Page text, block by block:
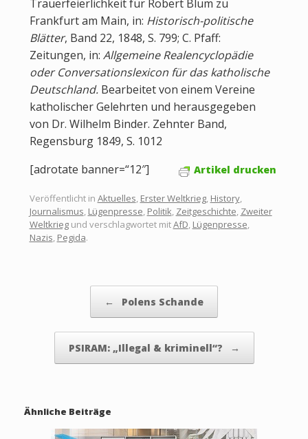
Trauerfeierlichkeit für Robert Blum zu
Frankfurt am Main, in: Historisch-politische
Blätter, Band 22, 1848, S. 799; C. Pfaff:
Zeitungen, in: Allgemeine Realencyclopädie
oder Conversationslexicon für das katholische
Deutschland.Bearbeitet von einem Vereine
katholischer Gelehrten und herausgegeben
von Dr. Wilhelm Binder. Zehnter Band,
Regensburg 1849, S. 1012
[adrotate banner=“12″]
Artikel drucken
Veröffentlicht in Aktuelles, Erster Weltkrieg, History,
Journalismus, Lügenpresse, Politik, Zeitgeschichte, Zweiter
Weltkriegund verschlagwortet mitAfD, Lügenpresse,
Nazis, Pegida.
← Polens Schande
PSIRAM: „Illegal & kriminell“? →
Ähnliche Beiträge